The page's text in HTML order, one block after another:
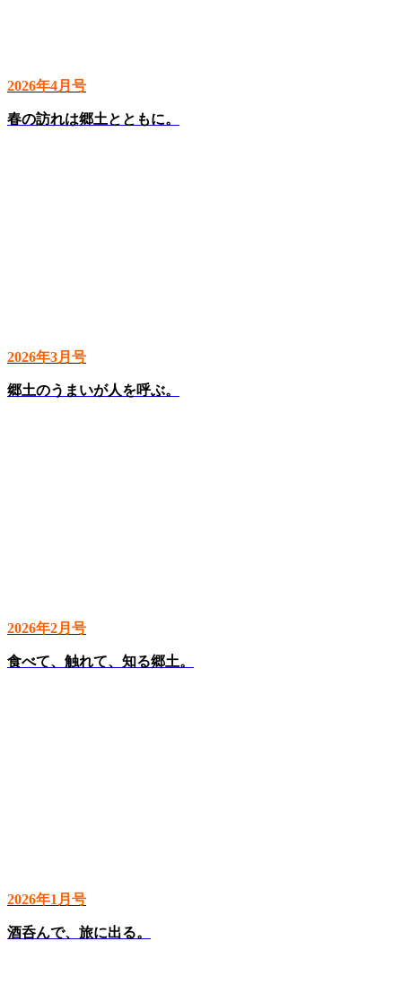
2026年4月号
春の訪れは郷土とともに。
2026年3月号
郷土のうまいが人を呼ぶ。
2026年2月号
食べて、触れて、知る郷土。
2026年1月号
酒呑んで、旅に出る。